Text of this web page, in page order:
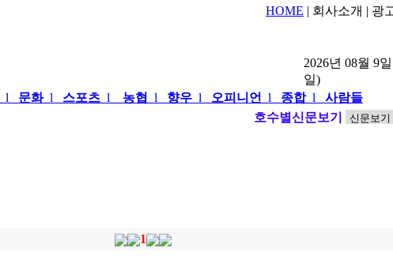
HOME | 회사소개 | 광
2026년 08월 9
일)
l 문화l 스포츠 l 농협 l 향우 l 오피니언 l 종합l 사람들
호수별신문보기
1